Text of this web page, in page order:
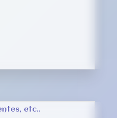
etc..